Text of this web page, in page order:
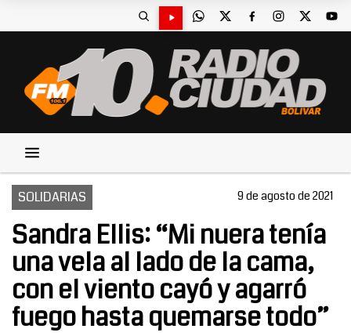
SOLIDARIAS 9 de agosto de 2021
Sandra Ellis: “Mi nuera tenía
una vela al lado de la cama,
con el viento cayó y agarró
fuego hasta quemarse todo”